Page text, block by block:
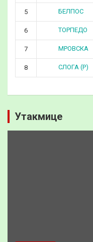
5 БЕЛПОС
6 ТОРПЕДО
7 МРОВСКА
8 СЛОГА (Р)
Утакмице